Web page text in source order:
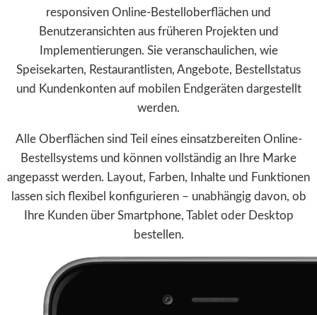
responsiven Online-Bestelloberflächen und
Benutzeransichten aus früheren Projekten und
Implementierungen. Sie veranschaulichen, wie
Speisekarten, Restaurantlisten, Angebote, Bestellstatus
und Kundenkonten auf mobilen Endgeräten dargestellt
werden.
Alle Oberflächen sind Teil eines einsatzbereiten Online-
Bestellsystems und können vollständig an Ihre Marke
angepasst werden. Layout, Farben, Inhalte und Funktionen
lassen sich flexibel konfigurieren – unabhängig davon, ob
Ihre Kunden über Smartphone, Tablet oder Desktop
bestellen.